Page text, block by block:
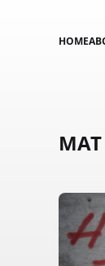
HOME
MAT